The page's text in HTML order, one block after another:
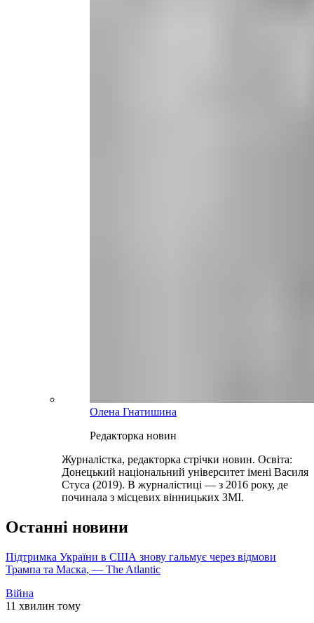
Олена Гнатишина
Редакторка новин
Журналістка, редакторка стрічки новин. Освіта:
Донецький національний університет імені Василя
Стуса (2019). В журналістиці — з 2016 року, де
починала з місцевих вінницьких ЗМІ.
Останні новини
Підтримка України в США знову гальмує через відмови
Трампа та Маска, — The Atlantic
Війна
11 хвилин тому